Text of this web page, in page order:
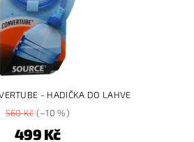
- HADIČKA DO LAHVE
560 Kč(–10 %)
499 Kč